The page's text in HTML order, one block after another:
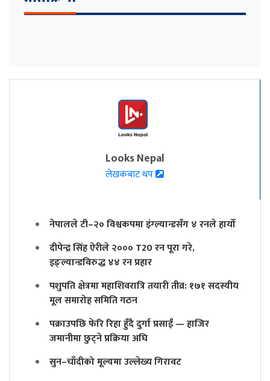
Looks Nepal
लेखकबाट थप
नेपालले टी–२० विश्वकपमा इंग्ल्यान्डसँग ४ रनले हार्यो
दीपेन्द्र सिंह ऐरीले २००० T20 रन पूरा गरे,
इङ्ल्यान्डविरुद्ध ४४ रन प्रहार
पशुपति क्षेत्रमा महाशिवरात्रि तयारी तीव्र: १७१ सदस्यीय
मूल समारोह समिति गठन
पक्राउपछि फेरि रिहा हुँदै दुर्गा प्रसाईं — हाजिर
जमानीमा छुट्ने प्रक्रिया अघि
सुन–चाँदीको मूल्यमा उल्लेख्य गिरावट